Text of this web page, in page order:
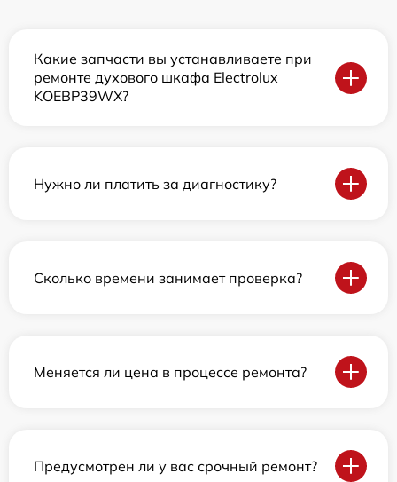
Какие запчасти вы устанавливаете при
ремонте духового шкафа Electrolux
KOEBP39WX?
Нужно ли платить за диагностику?
Сколько времени занимает проверка?
Меняется ли цена в процессе ремонта?
Предусмотрен ли у вас срочный ремонт?